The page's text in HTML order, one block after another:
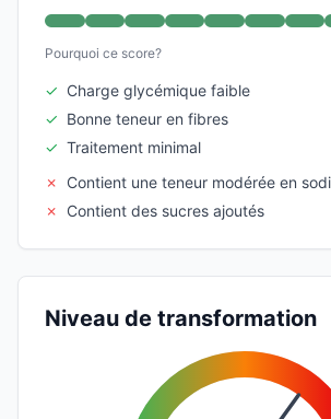
Pourquoi ce score?
✓ Charge glycémique faible
✓ Bonne teneur en fibres
✓ Traitement minimal
✗
Contient une teneur modérée en
✗
Contient des sucres ajoutés
Niveau de transformation